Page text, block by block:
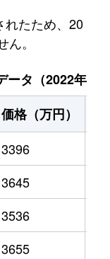
れたため、20
。
タ（2022年11
価格（万円）
3396
3645
3536
3655